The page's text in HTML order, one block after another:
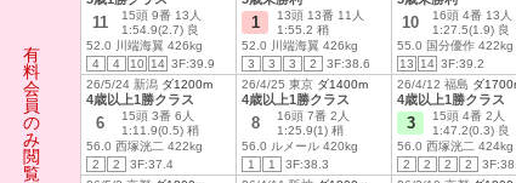
有
料
会
員
の
み
閲
覧
11
15頭 9番 13人
1:54.9(2.7) 良
52.0 川端海翼 426kg
4
4 10 14 3F:39.9
1
13頭 13番 11人
1:55.2 稍
52.0 川端海翼 426kg
3
3 3 2 3F:38.6
10
16頭 4番 13人
1:27.5(1.9) 良
55.0 国分優作 422kg
13
14 3F:39.2
26/5/24 新潟 ダ1200m
4歳以上1勝クラス
6
15頭 3番 6人
1:11.9(0.5) 稍
56.0 西塚洸二 422kg
2
2 3F:37.4
26/4/25 東京 ダ1400m
4歳以上1勝クラス
8
16頭 7番 2人
1:25.9(1) 稍
56.0 ルメール 420kg
1
1 3F:38.3
26/4/12 福島 ダ
4歳以上1勝クラス
3
15頭 4番 2人
1:47.2(0.3) 良
56.0 西塚洸二 424kg
2
2 2 2